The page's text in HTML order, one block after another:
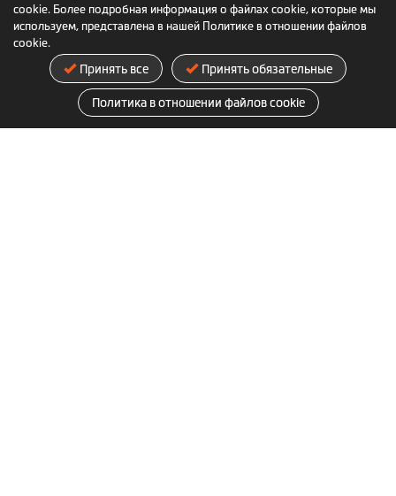
cookie. Более подробная информация о файлах cookie, которые мы
используем, представлена в нашей Политике в отношении файлов
cookie.
Принять все Принять обязательные
Политика в отношении файлов cookie